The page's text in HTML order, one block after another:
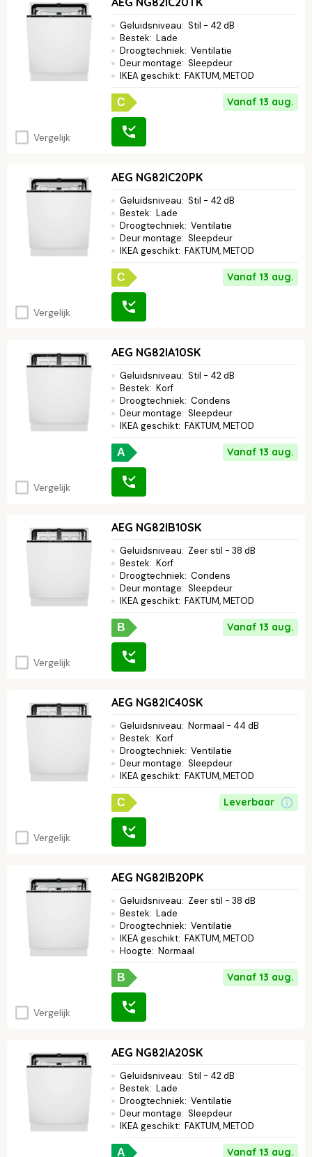
Vergelijk
Geluidsniveau: Stil - 42 dB
Bestek: Lade
Droogtechniek: Ventilatie
Deur montage: Sleepdeur
IKEA geschikt: FAKTUM, METOD
C Vanaf 13 aug.
Vergelijk
AEG NG82IC20PK
Geluidsniveau: Stil - 42 dB
Bestek: Lade
Droogtechniek: Ventilatie
Deur montage: Sleepdeur
IKEA geschikt: FAKTUM, METOD
C Vanaf 13 aug.
Vergelijk
AEG NG82IA10SK
Geluidsniveau: Stil - 42 dB
Bestek: Korf
Droogtechniek: Condens
Deur montage: Sleepdeur
IKEA geschikt: FAKTUM, METOD
A Vanaf 13 aug.
Vergelijk
AEG NG82IB10SK
Geluidsniveau: Zeer stil - 38 dB
Bestek: Korf
Droogtechniek: Condens
Deur montage: Sleepdeur
IKEA geschikt: FAKTUM, METOD
B Vanaf 13 aug.
Vergelijk
AEG NG82IC40SK
Geluidsniveau: Normaal - 44 dB
Bestek: Korf
Droogtechniek: Ventilatie
Deur montage: Sleepdeur
IKEA geschikt: FAKTUM, METOD
C Leverbaar
Vergelijk
AEG NG82IB20PK
Geluidsniveau: Zeer stil - 38 dB
Bestek: Lade
Droogtechniek: Ventilatie
IKEA geschikt: FAKTUM, METOD
Hoogte: Normaal
B Vanaf 13 aug.
AEG NG82IA20SK
Geluidsniveau: Stil - 42 dB
Bestek: Lade
Droogtechniek: Ventilatie
Deur montage: Sleepdeur
IKEA geschikt: FAKTUM, METOD
A Vanaf 13 aug.